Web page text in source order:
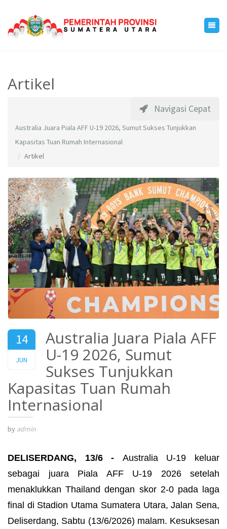
Artikel
Navigasi Cepat
Australia Juara Piala AFF U-19 2026, Sumut Sukses Tunjukkan
Kapasitas Tuan Rumah Internasional
Artikel
14
JUN
2026
Australia Juara Piala AFF
U-19 2026, Sumut
Sukses Tunjukkan
Kapasitas Tuan Rumah
Internasional
by admin
DELISERDANG, 13/6 -
Australia U-19 keluar
sebagai juara Piala AFF U-19 2026 setelah
menaklukkan Thailand dengan skor 2-0 pada laga
final di Stadion Utama Sumatera Utara, Jalan Sena,
Deliserdang, Sabtu (13/6/2026) malam. Kesuksesan